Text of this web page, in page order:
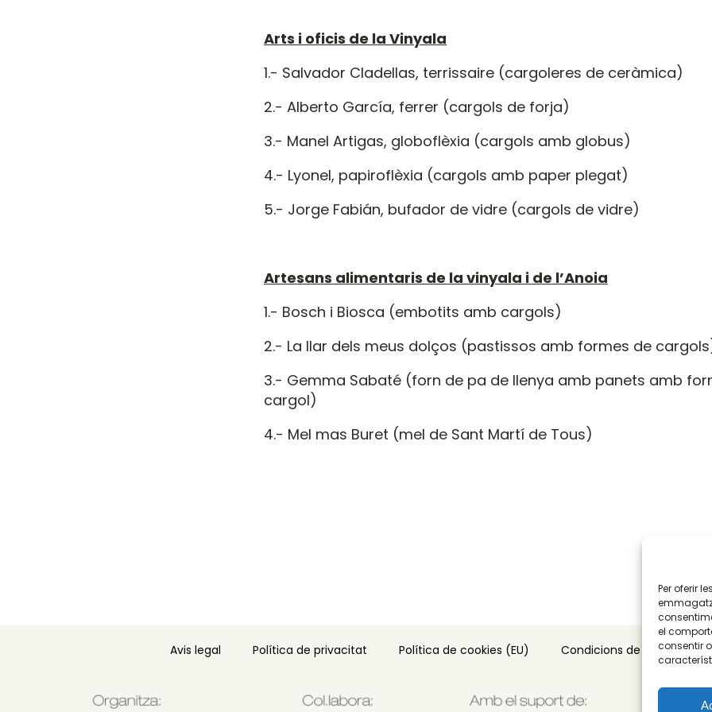
Per oferir
el
consentir
Arts i oficis de la Vinyala
1.- Salvador Cladellas, terrissaire (cargoleres de ceràmica)
2.- Alberto García, ferrer (cargols de forja)
3.- Manel Artigas, globoflèxia (cargols amb globus)
4.- Lyonel, papiroflèxia (cargols amb paper plegat)
5.- Jorge Fabián, bufador de vidre (cargols de vidre)
Artesans alimentaris de la vinyala i de l’Anoia
1.- Bosch i Biosca (embotits amb cargols)
2.- La llar dels meus dolços (pastissos amb formes de
3.- Gemma Sabaté (forn de pa de llenya amb panets amb
cargol)
4.- Mel mas Buret (mel de Sant Martí de Tous)
Avis legal Política de privacitat Política de cookies (EU) Condicions de compra